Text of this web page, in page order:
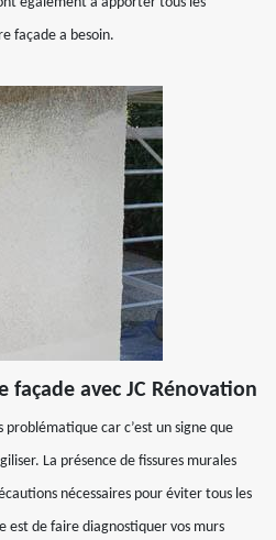
façade a besoin.
avec JC Rénovation
car c’est un signe que
La présence de fissures murales
nécessaires pour éviter tous les
est de faire diagnostiquer vos murs